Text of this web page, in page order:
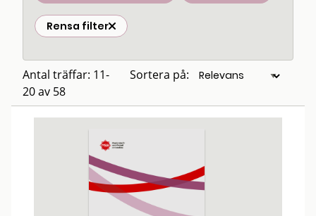
Rensa filter
Antal träffar: 11-
20 av 58
Sortera på: